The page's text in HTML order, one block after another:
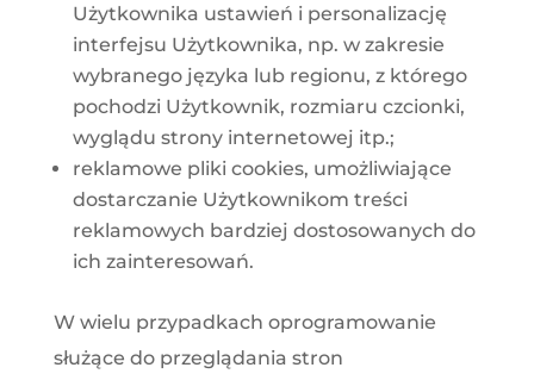
Użytkownika ustawień i personalizację
interfejsu Użytkownika, np. w zakresie
wybranego języka lub regionu, z którego
pochodzi Użytkownik, rozmiaru czcionki,
wyglądu strony internetowej itp.;
reklamowe pliki cookies, umożliwiające
dostarczanie Użytkownikom treści
reklamowych bardziej dostosowanych do
ich zainteresowań.
W wielu przypadkach oprogramowanie
służące do przeglądania stron